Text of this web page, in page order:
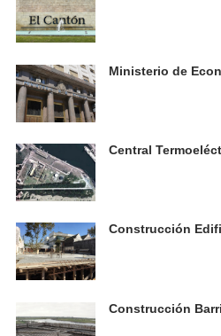
Ministerio de
Central
Construcción
Construcción